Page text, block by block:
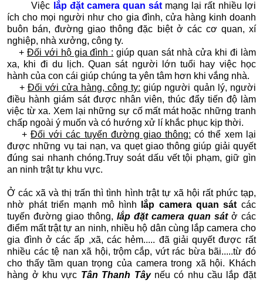
Việc lắp đặt camera quan sát mạng lại rất nhiều lợi
ích cho mọi người như cho gia đình, cửa hàng kinh doanh
buôn bán, đường giao thông đặc biệt ở các cơ quan, xí
nghiệp, nhà xưởng, công ty.
+ Đối với hộ gia đình : giúp quan sát nhà cửa khi đi làm
xa, khi đi du lịch. Quan sát người lớn tuổi hay việc học
hành của con cái giúp chúng ta yên tâm hơn khi vắng nhà.
+ Đối với cửa hàng, công ty: giúp người quản lý, người
điều hành giám sát được nhân viên, thúc đẩy tiến độ làm
việc từ xa. Xem lại những sự cố mất mát hoặc những tranh
chấp ngoài ý muốn và có hướng xử lí khắc phục kịp thời.
+Đối với các tuyến đường giao thông: có thể xem lại
được những vụ tai nạn, va quẹt giao thông giúp giải quyết
đúng sai nhanh chóng.Truy soát dấu vết tội phạm, giữ gìn
an ninh trật tự khu vực.
Ở các xã và thị trấn thì tình hình trật tự xã hội rất phức tạp,
nhờ phát triển mạnh mô hình
lắp camera quan sátcác
tuyến đường giao thông,lắp đặt camera quan sátở các
điểm mất trật tự an ninh, nhiều hộ dân cùng lắp camera cho
gia đình ở các ấp ,xã, các hẻm..... đã giải quyết được rất
nhiều các tệ nan xã hội, trộm cắp, vứt rác bừa bãi.....từ đó
cho thấy tầm quan trọng của camera trong xã hội. Khách
hàng ở khu vực Tân Thanh Tâynếu có nhu cầu lắp đặt